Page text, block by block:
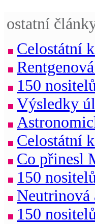
ostatní
Celostátní
150
Výsledky
Celostátní
Co přinesl
150
Neutrinová
150